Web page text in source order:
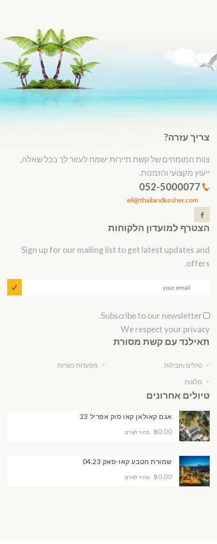
צריך עזרה?
צוות המומחים של קשת תיירות ישמח לעזור לך בכל שאלה,
ייעוץ מקצועי והזמנות.
eli@thailandkosher.com
הצטרף למועדון הלקוחות
Sign up for our mailing list to get latest updates and
offers.
We respect your privacy
תאילנד עם קשת מסורת
טיולים וחבילות
מלונות
מסעדות כשרות
טיולים אחרונים
אגם קאולאן קאו סוק אפריל 23
฿0.00
מחיר לאדם
שמורת הטבע קאו-סאק 04.23
฿0.00
מחיר לאדם